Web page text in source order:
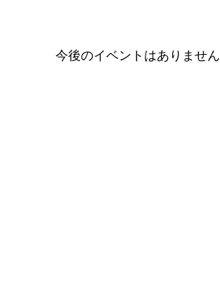
今後のイベントはありません